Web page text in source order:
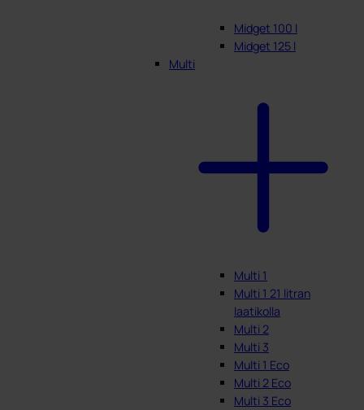
Midget 100 l
Midget 125 l
Multi
Multi 1
Multi 1 21 litran
laatikolla
Multi 2
Multi 3
Multi 1 Eco
Multi 2 Eco
Multi 3 Eco